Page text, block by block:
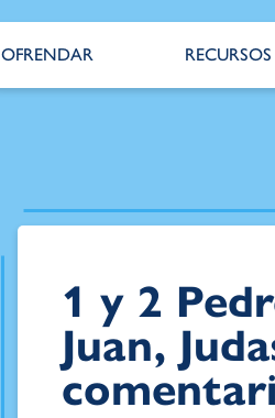
OFRENDAR RECURSOS
1 y 2
Juan,